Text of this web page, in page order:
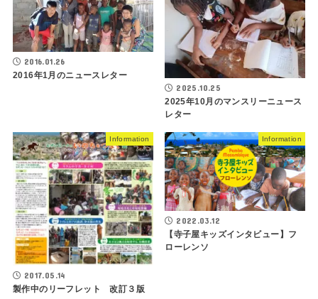
2016.01.26
2016年1月のニュースレター
2025.10.25
2025年10月のマンスリーニュース
レター
Information
2017.05.14
製作中のリーフレット 改訂３版
Information
2022.03.12
【寺子屋キッズインタビュー】フ
ローレンソ